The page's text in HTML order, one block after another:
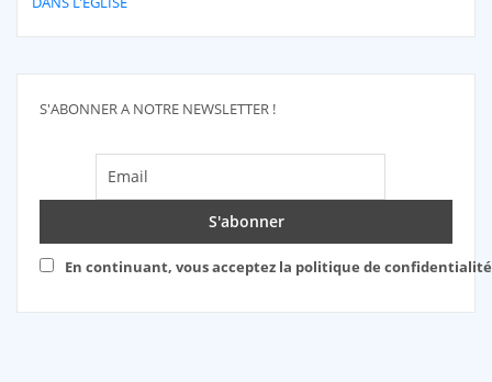
S'ABONNER A NOTRE NEWSLETTER !
En continuant, vous acceptez la politique de confidentialité